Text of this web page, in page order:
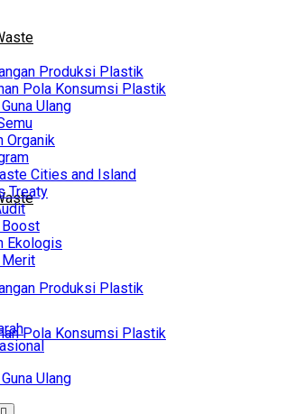
Produksi Plastik
Pola Konsumsi Plastik
Ulang
Produksi Plastik
Pola Konsumsi Plastik
Ulang
Organik
Cities and Island
Treaty
Ekologis